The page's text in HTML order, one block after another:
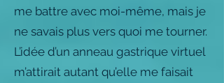
me battre avec moi-même, mais je
ne savais plus vers quoi me tourner.
L’idée d’un anneau gastrique virtuel
m’attirait autant qu’elle me faisait